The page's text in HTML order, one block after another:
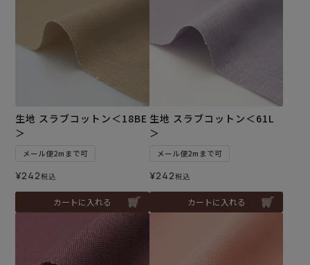
生地 スラブコットン＜18BE
＞
メール便2mまで可
¥242税込
カートに入れる
生地 スラブコットン＜61L
＞
メール便2mまで可
¥242税込
カートに入れる